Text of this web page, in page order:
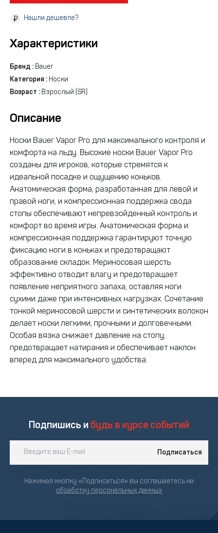
Нашли дешевле?
Характеристики
Бренд : Bauer
Категория : Носки
Возраст : Взрослый (SR)
Описание
Носки Bauer Vapor Pro для максимального контроля и
комфорта на льду. Высокие носки Bauer Vapor Pro
созданы для игроков, которые стремятся к
идеальной посадке и ощущению коньков.
Анатомическая форма, разработанная для левой и
правой ноги, и компрессионная поддержка свода
стопы обеспечивают непревзойденный контроль и
комфорт во время игры. Анатомическая форма и
компрессионная поддержка гарантируют точную
фиксацию ноги в коньках и предотвращают
образование складок. Мериносовая шерсть
эффективно отводит влагу и предотвращает
появление неприятного запаха, оставляя ноги
сухими даже при интенсивных нагрузках. Сочетание
тонкой мериносовой шерсти и синтетических волокон
делает носки легкими, прочными и долговечными.
Особая вязка снижает давление на стопу,
предотвращает натирания и обеспечивает наклон
вперед для максимального удобства.
Подпишись и будь в курсе событий
Подписаться
Нажимая кнопку «Подписаться» вы соглашаетесь на
обработку персональных данных